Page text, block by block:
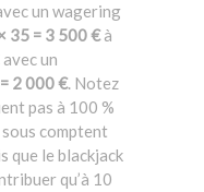
un wagering
35 = 3 500 €à
un
2 000 €. Notez
pas à 100 %
comptent
que le blackjack
qu’à 10